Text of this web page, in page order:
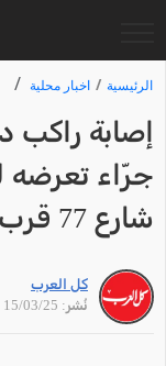
الرئيسية اخبار محلية
إصابة راكب
جرّاء تعرضه
شارع 77 قرب مفرق جولاني
كل العرب
نُشر: 15/03/25 13:46